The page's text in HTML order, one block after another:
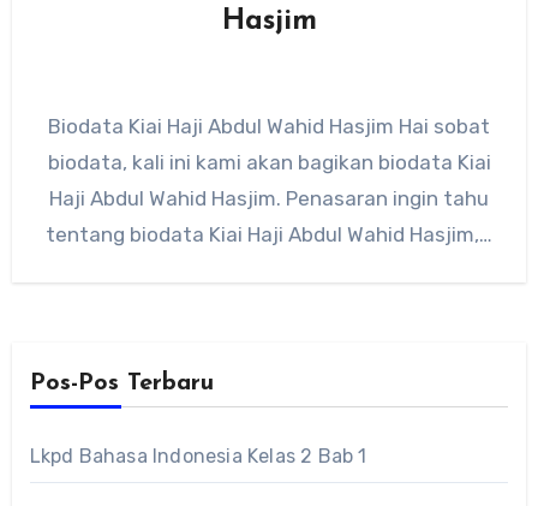
Hasjim
Biodata Kiai Haji Abdul Wahid Hasjim Hai sobat
biodata, kali ini kami akan bagikan biodata Kiai
Haji Abdul Wahid Hasjim. Penasaran ingin tahu
tentang biodata Kiai Haji Abdul Wahid Hasjim,…
Pos-Pos Terbaru
Lkpd Bahasa Indonesia Kelas 2 Bab 1